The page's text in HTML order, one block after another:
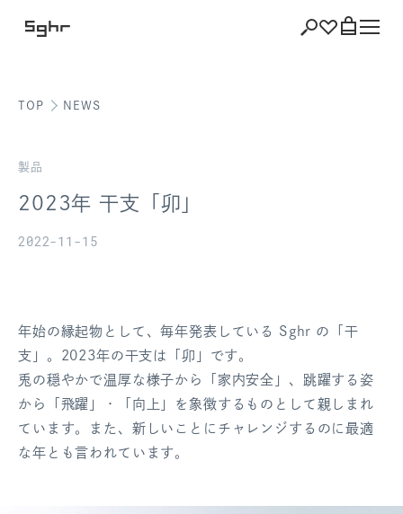
ポイント
お気に入り
ログアウト
TOP NEWS
製品
2023年 干支「卯」
2022-11-15
年始の縁起物として、毎年発表している Sghr の「干
支」。2023年の干支は「卯」です。
兎の穏やかで温厚な様子から「家内安全」、跳躍する姿
から「飛躍」・「向上」を象徴するものとして親しまれ
ています。また、新しいことにチャレンジするのに最適
な年とも言われています。